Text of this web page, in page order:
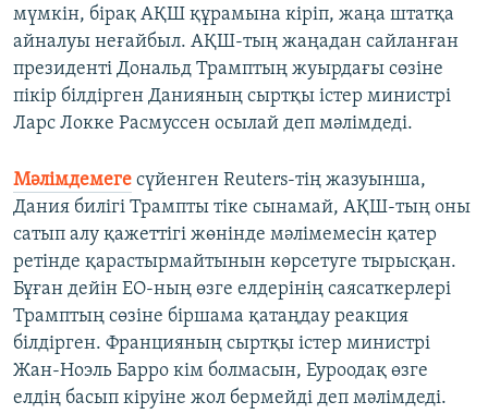
мүмкін, бірақ АҚШ құрамына кіріп, жаңа штатқа
айналуы неғайбыл. АҚШ-тың жаңадан сайланған
президенті Дональд Трамптың жуырдағы сөзіне
пікір білдірген Данияның сыртқы істер министрі
Ларс Локке Расмуссен осылай деп мәлімдеді.
Мәлімдемеге сүйенген Reuters-тің жазуынша,
Дания билігі Трампты тіке сынамай, АҚШ-тың оны
сатып алу қажеттігі жөнінде мәлімемесін қатер
ретінде қарастырмайтынын көрсетуге тырысқан.
Бұған дейін ЕО-ның өзге елдерінің саясаткерлері
Трамптың сөзіне біршама қатаңдау реакция
білдірген. Францияның сыртқы істер министрі
Жан-Ноэль Барро кім болмасын, Еуроодақ өзге
елдің басып кіруіне жол бермейді деп мәлімдеді.